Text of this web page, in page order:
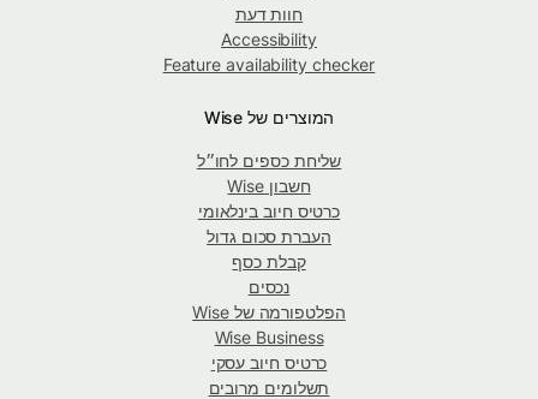
חוות דעת
Accessibility
Feature availability checker
המוצרים של Wise
שליחת כספים לחו״ל
חשבון Wise
כרטיס חיוב בינלאומי
העברת סכום גדול
קבלת כסף
נכסים
הפלטפורמה של Wise
Wise Business
כרטיס חיוב עסקי
תשלומים מרובים